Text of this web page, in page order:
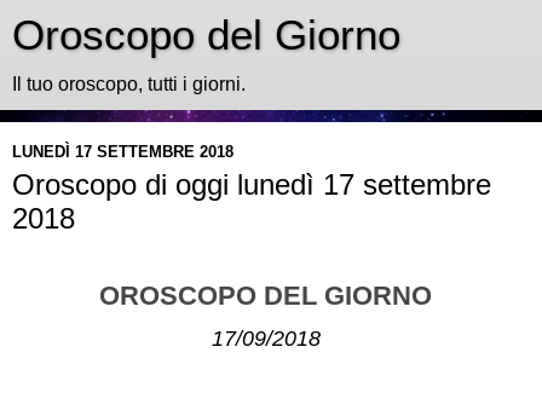
Oroscopo del Giorno
Il tuo oroscopo, tutti i giorni.
LUNEDÌ 17 SETTEMBRE 2018
Oroscopo di oggi lunedì 17 settembre
2018
OROSCOPO DEL GIORNO
17/09/2018